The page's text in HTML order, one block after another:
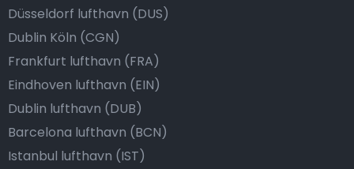
Düsseldorf lufthavn (DUS)
Dublin Köln (CGN)
Frankfurt lufthavn (FRA)
Eindhoven lufthavn (EIN)
Dublin lufthavn (DUB)
Barcelona lufthavn (BCN)
Istanbul lufthavn (IST)